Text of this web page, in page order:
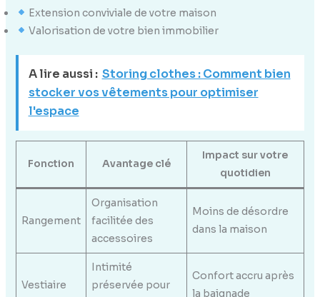
Extension conviviale de votre maison
Valorisation de votre bien immobilier
A lire aussi : Storing clothes : Comment bien
stocker vos vêtements pour optimiser
l'espace
Fonction Avantage clé
Impact sur votre
quotidien
Rangement
Organisation
facilitée des
accessoires
Moins de désordre
dans la maison
Vestiaire
Intimité
préservée pour
Confort accru après
la baignade